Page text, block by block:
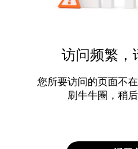
访问频繁，
您所要访问的页面不
刷牛牛圈，稍